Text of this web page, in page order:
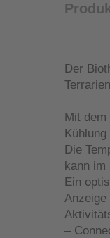
Der
Mit dem
Die
kann im
Ein
–